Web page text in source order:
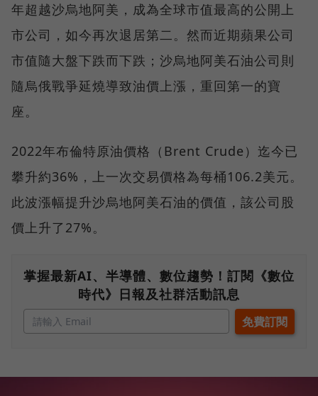
年超越沙烏地阿美，成為全球市值最高的公開上
市公司，如今再次退居第二。然而近期蘋果公司
市值隨大盤下跌而下跌；沙烏地阿美石油公司則
隨烏俄戰爭延燒導致油價上漲，重回第一的寶
座。
2022年布倫特原油價格（Brent Crude）迄今已
攀升約36%，上一次交易價格為每桶106.2美元。
此波漲幅提升沙烏地阿美石油的價值，該公司股
價上升了27%。
掌握最新AI、半導體、數位趨勢！訂閱《數位
時代》日報及社群活動訊息